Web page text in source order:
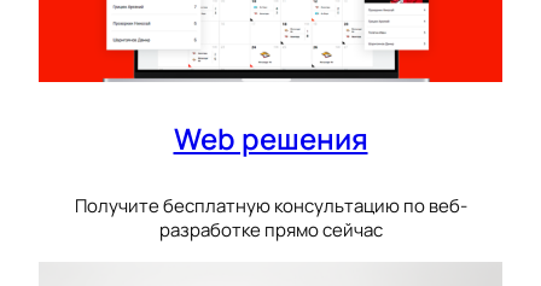
Web решения
Получите бесплатную консультацию по веб-
разработке прямо сейчас